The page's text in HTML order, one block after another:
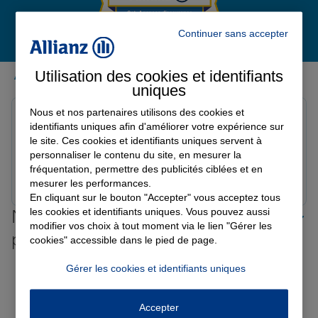
Garantie des accidents de la vie
Protection juridique
Retraite
Tous nos devis d'assurance
Avis de l'agence Agence ARREAU
Avis sur une période de 6 mois
Note de 5 sur 5
Le 20/02/2026 - Agence ARREAU
philippe g.
Prendre un RDV Voir l'agence
Nos offres d'assurance dans les
plus grandes villes de France
Toutes les agences Allianz de France
Tous nos guides et conseils Allianz
Continuer sans accepter
Utilisation des cookies et identifiants
uniques
Nous et nos partenaires utilisons des cookies et
identifiants uniques afin d'améliorer votre expérience sur
le site. Ces cookies et identifiants uniques servent à
personnaliser le contenu du site, en mesurer la
fréquentation, permettre des publicités ciblées et en
mesurer les performances.
En cliquant sur le bouton "Accepter" vous acceptez tous
les cookies et identifiants uniques. Vous pouvez aussi
modifier vos choix à tout moment via le lien "Gérer les
cookies" accessible dans le pied de page.
Gérer les cookies et identifiants uniques
Accepter